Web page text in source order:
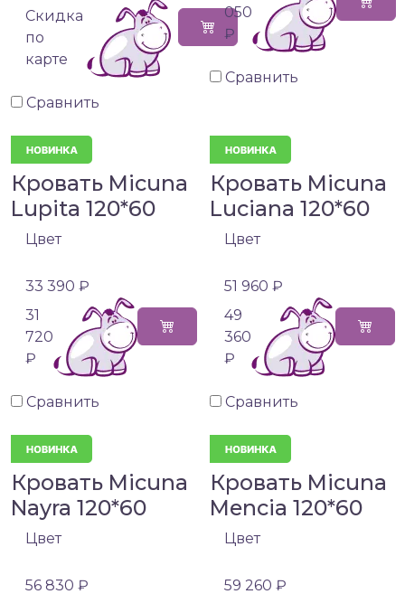
Cкидка
по
карте
Сравнить
050
₽
Сравнить
Кровать Micuna
Lupita 120*60
Цвет
33 390 ₽
31
720
₽
Сравнить
Кровать Micuna
Luciana 120*60
Цвет
51 960 ₽
49
360
₽
Сравнить
Кровать Micuna
Nayra 120*60
Цвет
56 830 ₽
Кровать Micuna
Mencia 120*60
Цвет
59 260 ₽